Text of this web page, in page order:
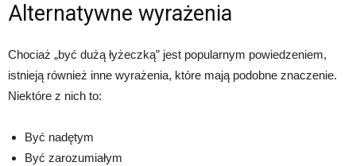
Alternatywne wyrażenia
Chociaż „być dużą łyżeczką” jest popularnym powiedzeniem,
istnieją również inne wyrażenia, które mają podobne znaczenie.
Niektóre z nich to:
Być nadętym
Być zarozumiałym